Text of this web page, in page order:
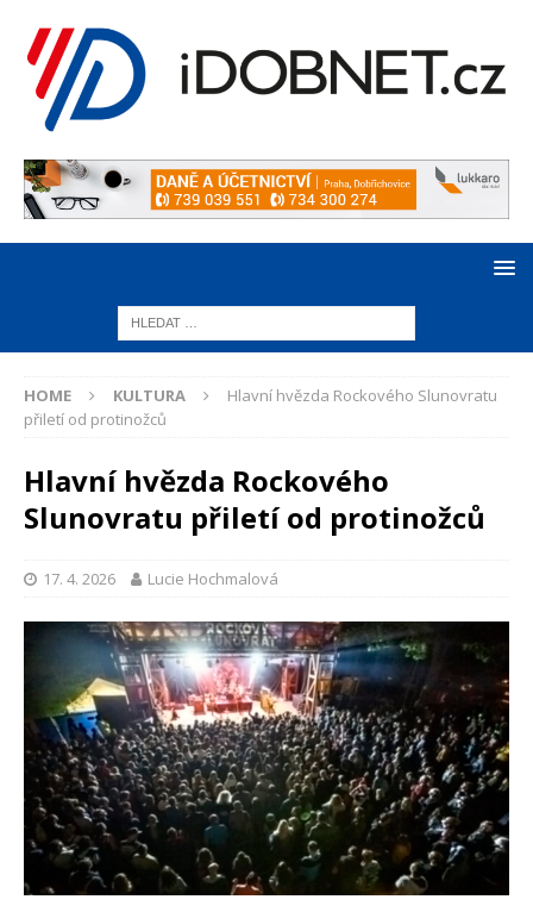
HOME KULTURA
Hlavní hvězda Rockového Slunovratu
přiletí od protinožců
Hlavní hvězda Rockového
Slunovratu přiletí od protinožců
17. 4. 2026 Lucie Hochmalová